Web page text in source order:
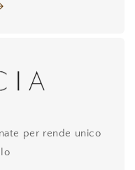
per rende unico